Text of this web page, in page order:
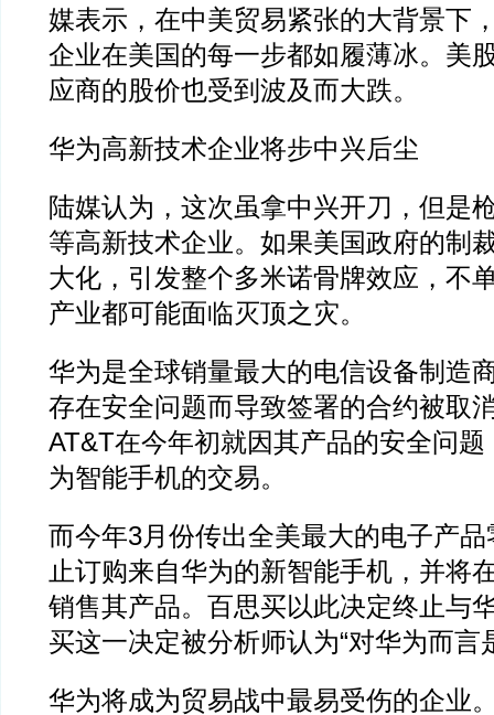
媒表示，在中美贸易紧张的大背景下
企业在美国的每一步都如履薄冰。美
应商的股价也受到波及而大跌。
华为高新技术企业将步中兴后尘
陆媒认为，这次虽拿中兴开刀，但是
等高新技术企业。如果美国政府的制
大化，引发整个多米诺骨牌效应，不
产业都可能面临灭顶之灾。
华为是全球销量最大的电信设备制造
存在安全问题而导致签署的合约被取
AT&T在今年初就因其产品的安全问
为智能手机的交易。
而今年3月份传出全美最大的电子产
止订购来自华为的新智能手机，并将
销售其产品。百思买以此决定终止与
买这一决定被分析师认为“对华为而言
华为将成为贸易战中最易受伤的企业